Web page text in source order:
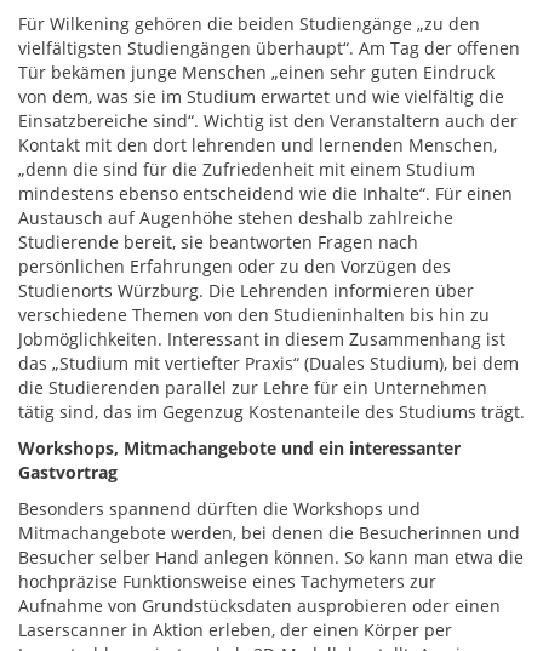
Für Wilkening gehören die beiden Studiengänge „zu den
vielfältigsten Studiengängen überhaupt“. Am Tag der offenen
Tür bekämen junge Menschen „einen sehr guten Eindruck
von dem, was sie im Studium erwartet und wie vielfältig die
Einsatzbereiche sind“. Wichtig ist den Veranstaltern auch der
Kontakt mit den dort lehrenden und lernenden Menschen,
„denn die sind für die Zufriedenheit mit einem Studium
mindestens ebenso entscheidend wie die Inhalte“. Für einen
Austausch auf Augenhöhe stehen deshalb zahlreiche
Studierende bereit, sie beantworten Fragen nach
persönlichen Erfahrungen oder zu den Vorzügen des
Studienorts Würzburg. Die Lehrenden informieren über
verschiedene Themen von den Studieninhalten bis hin zu
Jobmöglichkeiten. Interessant in diesem Zusammenhang ist
das „Studium mit vertiefter Praxis“ (Duales Studium), bei dem
die Studierenden parallel zur Lehre für ein Unternehmen
tätig sind, das im Gegenzug Kostenanteile des Studiums trägt.
Workshops, Mitmachangebote und ein interessanter
Gastvortrag
Besonders spannend dürften die Workshops und
Mitmachangebote werden, bei denen die Besucherinnen und
Besucher selber Hand anlegen können. So kann man etwa die
hochpräzise Funktionsweise eines Tachymeters zur
Aufnahme von Grundstücksdaten ausprobieren oder einen
Laserscanner in Aktion erleben, der einen Körper per